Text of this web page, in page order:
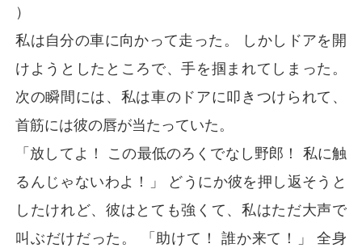
）
私は自分の車に向かって走った。 しかしドアを開
けようとしたところで、手を掴まれてしまった。
次の瞬間には、私は車のドアに叩きつけられて、
首筋には彼の唇が当たっていた。
「放してよ！ この最低のろくでなし野郎！ 私に触
るんじゃないわよ！」 どうにか彼を押し返そうと
したけれど、彼はとても強くて、私はただ大声で
叫ぶだけだった。 「助けて！ 誰か来て！」 全身